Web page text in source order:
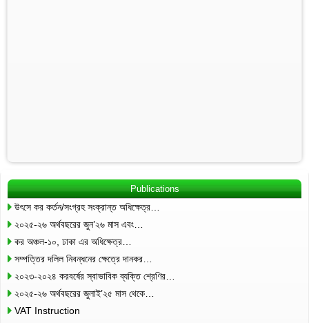
Publications
উৎসে কর কর্তন/সংগ্রহ সংক্রান্ত অধিক্ষেত্র…
২০২৫-২৬ অর্থবছরের জুন’২৬ মাস এবং…
কর অঞ্চল-১০, ঢাকা এর অধিক্ষেত্র…
সম্পত্তির দলিল নিবন্ধনের ক্ষেত্রে দানকর…
২০২৩-২০২৪ করবর্ষের স্বাভাবিক ব্যক্তি শ্রেণির…
২০২৫-২৬ অর্থবছরের জুলাই’২৫ মাস থেকে…
VAT Instruction